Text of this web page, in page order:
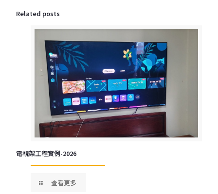
Related posts
電視架工程實例-2026
查看更多